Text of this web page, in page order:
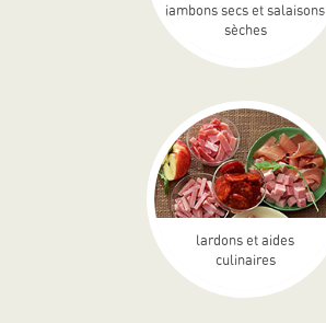
jambons secs et salaisons
sèches
lardons et aides
culinaires